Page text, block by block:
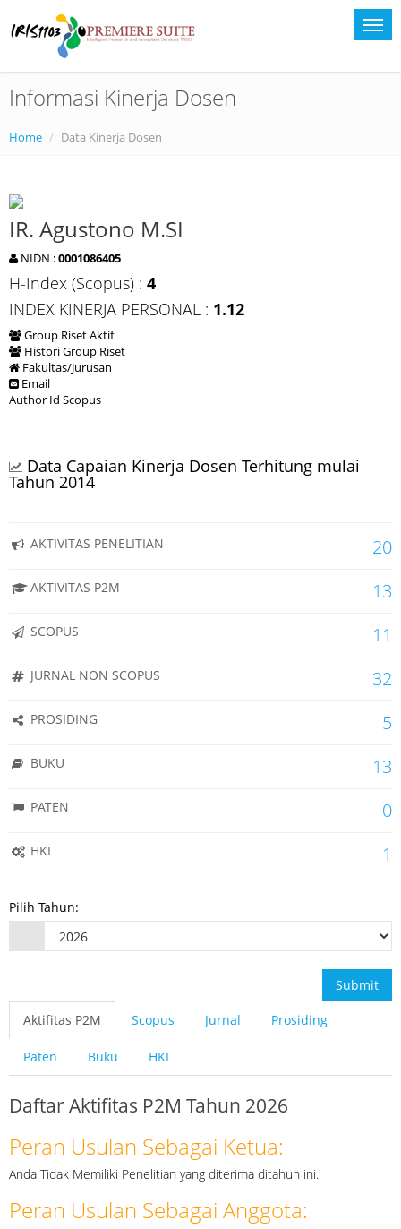
Informasi Kinerja Dosen
Home Data Kinerja Dosen
IR. Agustono M.SI
NIDN :0001086405
H-Index (Scopus) : 4
INDEX KINERJA PERSONAL : 1.12
Group Riset Aktif
Histori Group Riset
Fakultas/Jurusan
Email
Author Id Scopus
Data Capaian Kinerja Dosen Terhitung mulai
Tahun 2014
AKTIVITAS PENELITIAN 20
AKTIVITAS P2M 13
SCOPUS 11
JURNAL NON SCOPUS 32
PROSIDING 5
BUKU 13
PATEN 0
HKI 1
Pilih Tahun:
Submit
Aktifitas P2M Scopus Jurnal Prosiding
Paten Buku HKI
Daftar Aktifitas P2M Tahun 2026
Peran Usulan Sebagai Ketua:
Anda Tidak Memiliki Penelitian yang diterima ditahun ini.
Peran Usulan Sebagai Anggota: